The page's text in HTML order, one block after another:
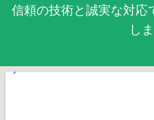
信頼の技術と誠実な対応
し